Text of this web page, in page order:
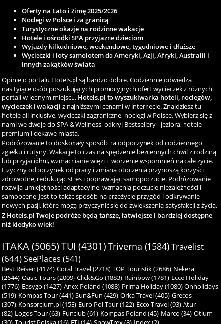
Oferty na Lato i Zimę 2025/2026
Noclegi w Polsce i za granicą
Turystyczne okazje na rodzinne wakacje
Hotele i ośrodki SPA przyjazne dzieciom
Wyjazdy kilkudniowe, weekendowe, tygodniowe i dłuższe
Wycieczki i loty samolotem do Ameryki, Azji, Afryki, Australii i
innych zakątków świata
Opinie o portalu Hotels.pl są bardzo dobre. Codziennie odwiedza
nas tyiące osób poszukujących promocyjnych ofert wycieczek z różnych
portali w jednym miejscu. Hotels.pl to wyszukiwarka hoteli, noclegów,
wycieczek i wakacji z najniższymi cenami w internecie. Znajdziesz tu
hotele all inclusive, wycieczki zagraniczne, noclegi w Polsce. Wybierz się z
nami we dwoje do SPA & Wellness, odkryj Bestsellery - jeziora, hotele
premium i ciekawe miasta.
Podróżowanie to doskonały sposób na odpoczynek od codziennego
zgiełku i rutyny. Wakacje to czas na spędzenie bezcennych chwil z rodziną
lub przyjaciółmi, wzmacnianie więzi i tworzenie wspomnień na całe życie.
Fizyczny odpoczynek od pracy i zmiana otoczenia przynoszą korzyści
zdrowotne, redukując stres i poprawiając samopoczucie. Podróżowanie
rozwija umiejętności adaptacyjne, wzmacnia poczucie niezależności i
samoocenę. Jest to także sposób na przeżycie przygód i odkrywanie
nowych pasji, które mogą przyczynić się do zwiększenia satysfakcji z życia.
Z Hotels.pl Twoje podróże będą tańsze, łatwiejsze i bardziej dostępne
niż kiedykolwiek!
ITAKA (5065)TUI (4301) Triverna (1584)Travelist
(644) SeePlaces (541)
Best Reisen (4174) Coral Travel (2718) TOP Touristik (2686) Nekera
(2644) Oasis Tours (2009) Click&Go (1883) Rainbow (1781) Ecco Holiday
(1776) Easygo (1427) Anex Poland (1088) Prima Holiday (1080) Onholidays
(519) Kompas Tour (441) Sun&Fun (429) Orka Travel (405) Grecos
(307) Konsorcjum.pl (153) Euro Pol Tour (122) Ecco Travel (93) Atur
(82) Logos Tour (63) Funclub (61) Kompas Poland (45) Marco (34) Otium